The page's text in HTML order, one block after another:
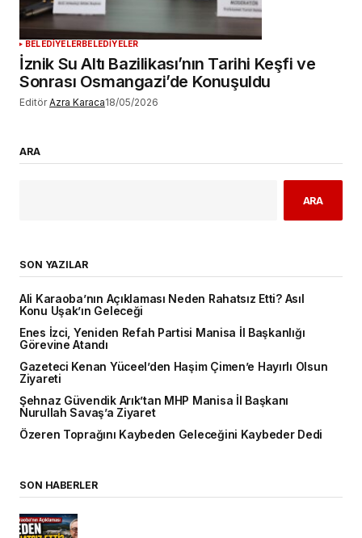
BELEDİYELERBELEDİYELER
İznik Su Altı Bazilikası’nın Tarihi Keşfi ve
Sonrası Osmangazi’de Konuşuldu
Editör Azra Karaca18/05/2026
ARA
ARA
SON YAZILAR
Ali Karaoba’nın Açıklaması Neden Rahatsız Etti? Asıl
Konu Uşak’ın Geleceği
Enes İzci, Yeniden Refah Partisi Manisa İl Başkanlığı
Görevine Atandı
Gazeteci Kenan Yüceel’den Haşim Çimen’e Hayırlı Olsun
Ziyareti
Şehnaz Güvendik Arık’tan MHP Manisa İl Başkanı
Nurullah Savaş’a Ziyaret
Özeren Toprağını Kaybeden Geleceğini Kaybeder Dedi
SON HABERLER